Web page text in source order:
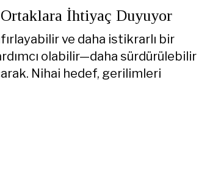
İhtiyaç Duyuyor
ve daha istikrarlı bir
olabilir—daha sürdürülebilir
Nihai hedef, gerilimleri